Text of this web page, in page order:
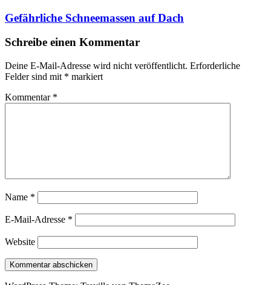
Gefährliche Schneemassen auf Dach
Schreibe einen Kommentar
Deine E-Mail-Adresse wird nicht veröffentlicht. Erforderliche
Felder sind mit * markiert
Kommentar *
Name *
E-Mail-Adresse *
Website